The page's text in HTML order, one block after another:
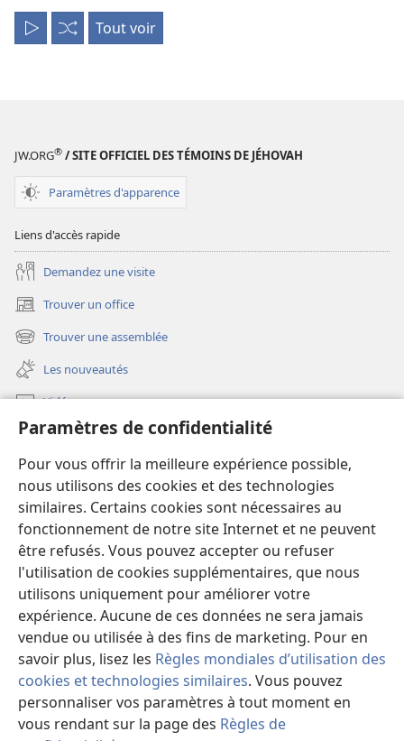
Paramètres de confidentialité
Pour vous offrir la meilleure expérience possible,
nous utilisons des cookies et des technologies
similaires. Certains cookies sont nécessaires au
fonctionnement de notre site Internet et ne peuvent
être refusés. Vous pouvez accepter ou refuser
l'utilisation de cookies supplémentaires, que nous
utilisons uniquement pour améliorer votre
expérience. Aucune de ces données ne sera jamais
vendue ou utilisée à des fins de marketing. Pour en
savoir plus, lisez les Règles mondiales d’utilisation des
cookies et technologies similaires. Vous pouvez
personnaliser vos paramètres à tout moment en
vous rendant sur la page des Règles de
Tout Aléatoire
Tout voir
JW.ORG® / SITE OFFICIEL DES TÉMOINS DE JÉHOVAH
Paramètres d'apparence
Liens d'accès rapide
Demandez une visite
Trouver un office
(ouvre
une
nouvelle
fenêtre)
Trouver une assemblée
(ouvre
une
nouvelle
fenêtre)
Les nouveautés
Vidéos
Vidéos avec audiodescription
Rechercher
Informations à l’intention des médecins
Informations à l’intention des représentants de l’État
Aide
Dons
(ouvre
une
nouvelle
fenêtre)
Bibliothèque en ligne
(ouvre
une
nouvelle
fenêtre)
JW Hub®
(ouvre
une